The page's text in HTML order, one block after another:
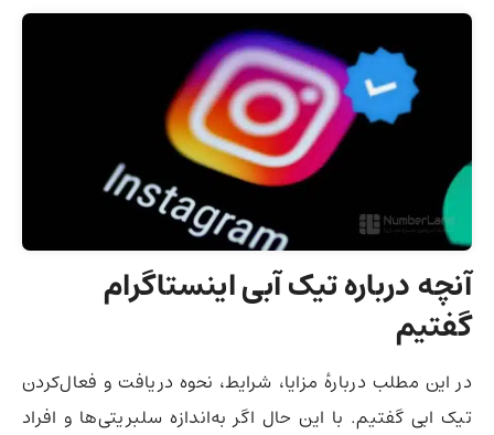
آنچه درباره تیک آبی اینستاگرام
گفتیم
در این مطلب دربارهٔ مزایا، شرایط، نحوه دریافت و فعال‌کردن
تیک ابی گفتیم. با این حال اگر به‌اندازه سلبریتی‌ها و افراد